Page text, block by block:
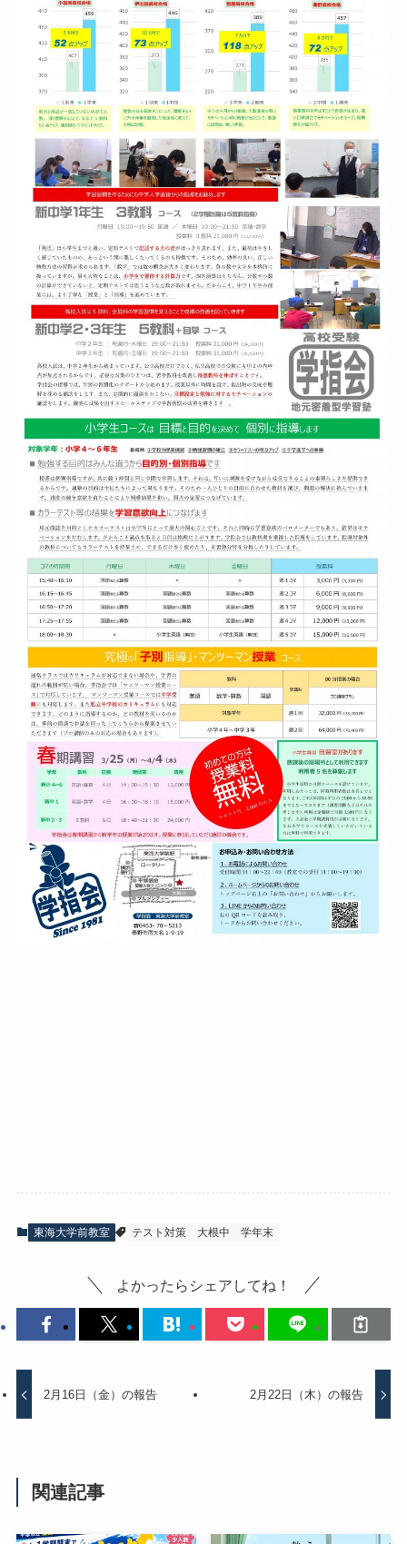
東海大学前教室 テスト対策 大根中 学年末
よかったらシェアしてね！
2月16日（金）の報告 2月22日（木）の報告
関連記事